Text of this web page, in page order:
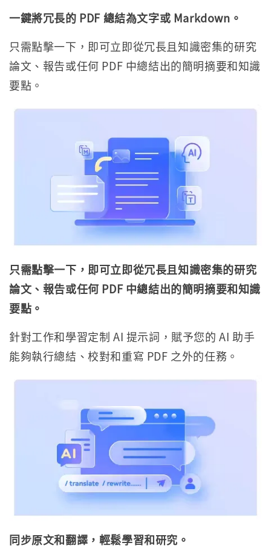
一鍵將冗長的 PDF 總結為文字或 Markdown。
只需點擊一下，即可立即從冗長且知識密集的研究
論文、報告或任何 PDF 中總結出的簡明摘要和知識
要點。
只需點擊一下，即可立即從冗長且知識密集的研究
論文、報告或任何 PDF 中總結出的簡明摘要和知識
要點。
針對工作和學習定制 AI 提示詞，賦予您的 AI 助手
能夠執行總結、校對和重寫 PDF 之外的任務。
同步原文和翻譯，輕鬆學習和研究。